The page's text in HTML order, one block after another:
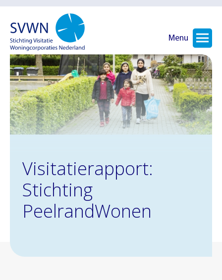
Menu
Visitatierapport:
Stichting
PeelrandWonen